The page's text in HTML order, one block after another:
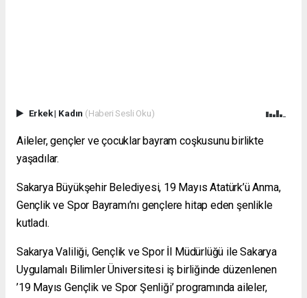
Erkek| Kadın (Haberi Sesli Oku)
Aileler, gençler ve çocuklar bayram coşkusunu birlikte
yaşadılar.
Sakarya Büyükşehir Belediyesi, 19 Mayıs Atatürk’ü Anma,
Gençlik ve Spor Bayramı’nı gençlere hitap eden şenlikle
kutladı.
Sakarya Valiliği, Gençlik ve Spor İl Müdürlüğü ile Sakarya
Uygulamalı Bilimler Üniversitesi iş birliğinde düzenlenen
’19 Mayıs Gençlik ve Spor Şenliği’ programında aileler,